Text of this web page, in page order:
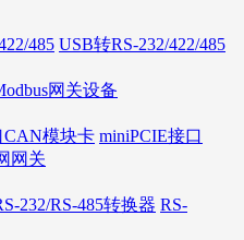
485 USB转RS-232/422/485
网关设备
CAN模块卡 miniPCIE接口
网关
232/RS-485转换器 RS-